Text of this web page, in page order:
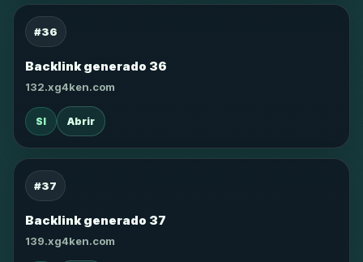
#36
Backlink generado 36
132.xg4ken.com
SI Abrir
#37
Backlink generado 37
139.xg4ken.com